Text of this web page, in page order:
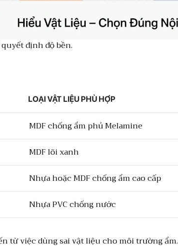
định độ bền.
LOẠI VẬT LIỆU PHÙ HỢP
MDF chống ẩm phủ Melamine
MDF lõi xanh
Nhựa hoặc MDF chống ẩm cao cấp
Nhựa PVC chống nước
từ việc dùng sai vật liệu cho môi trường ẩm.